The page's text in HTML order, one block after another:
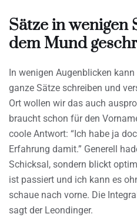
Sätze in wenigen
dem Mund
In wenigen Augenblicken
ganze Sätze schreiben und
Ort wollen wir das auch
braucht schon für den
coole Antwort: “Ich habe ja
Erfahrung damit.” Generell
Schicksal, sondern blickt
ist passiert und ich kann es
schaue nach vorne. Die
sagt der Leondinger.